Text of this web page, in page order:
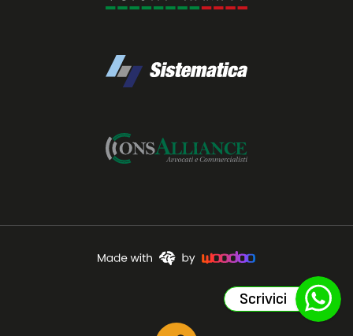
Scrivici